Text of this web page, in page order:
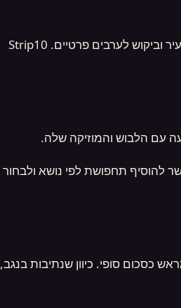
נתיבות היא עיר בנגב המערבי, מוכרת במורשת ובמסורת שלה, קרובה לאופקים ולשדרות. לצד האופי המסורתי, יש בה גם קהל צעיר וביקוש לערבים פרטיים. Strip10
עם הלבוש והמוזיקה שלה.
להוסיף תחפושת לפי נושא ולבחור
כסכום סופי. כיוון שנתיבות בנגב,